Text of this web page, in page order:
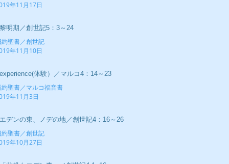
年11月17日
明期／創世記5：3～24
約聖書／創世記
年11月10日
体験）／マルコ4：14～23
約聖書／マルコ福音書
年11月3日
デンの東、ノデの地／創世記4：16～26
約聖書／創世記
年10月27日